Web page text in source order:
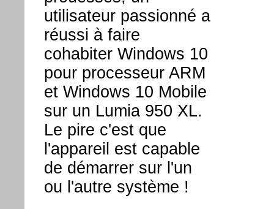
utilisateur passionné a
réussi à faire
cohabiter Windows 10
pour processeur ARM
et Windows 10 Mobile
sur un Lumia 950 XL.
Le pire c'est que
l'appareil est capable
de démarrer sur l'un
ou l'autre système !